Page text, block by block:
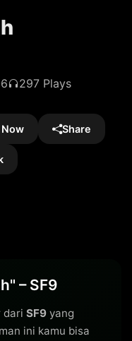
297 Plays
Share
– SF9
dari SF9 yang
ini kamu bisa